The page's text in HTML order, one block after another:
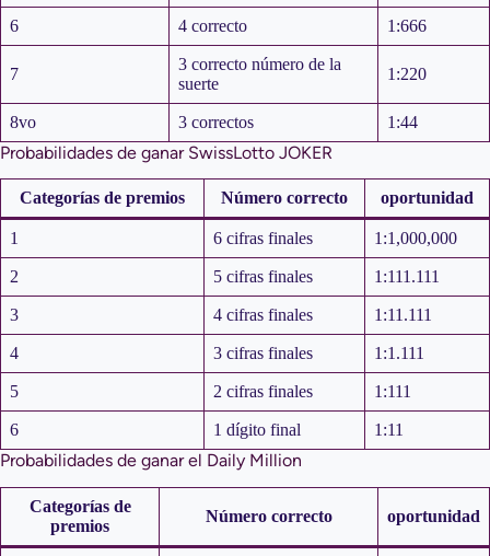
6 4 correcto 1:666
7
3 correcto número de la
suerte
1:220
8vo 3 correctos 1:44
Probabilidades de ganar SwissLotto JOKER
Categorías de premios Número correcto oportunidad
1 6 cifras finales 1:1,000,000
2 5 cifras finales 1:111.111
3 4 cifras finales 1:11.111
4 3 cifras finales 1:1.111
5 2 cifras finales 1:111
6 1 dígito final 1:11
Probabilidades de ganar el Daily Million
Categorías de
premios
Número correcto oportunidad